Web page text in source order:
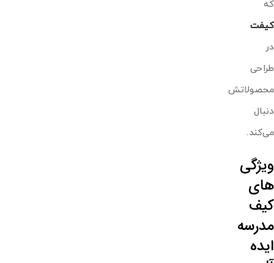
که
کیفت
در
طراحی
محصولاتش
دنبال
می‌کند.
ویژگی
های
کیف
مدرسه
ایده